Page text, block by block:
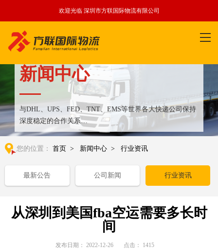
欢迎光临 深圳市方联国际物流有限公司
新闻中心
与DHL、UPS、FED、TNT、EMS等世界各大快递公司保持
深度稳定的合作关系
整合全球优质物流运输资源,满足国内外客户更多个性化需求
您的位置： 首页 > 新闻中心 > 行业资讯
最新公告 公司新闻 行业资讯
从深圳到美国fba空运需要多长时
间
发布日期： 2022-12-26 点击： 1415